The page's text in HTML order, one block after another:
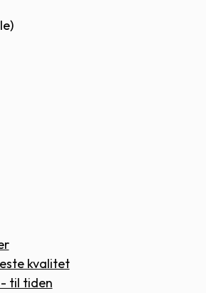
kvalitet
til tiden